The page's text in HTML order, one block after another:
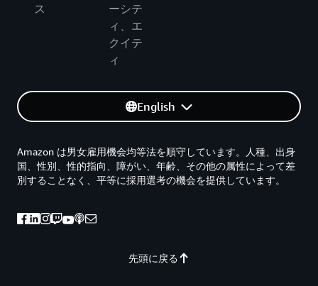
ス
ーシテ
ィ、エ
クイテ
ィ
English
先頭に戻る
Amazon は男女雇用機会均等法を順守しています。人種、出身
国、性別、性的指向、障がい、年齢、その他の属性によって差
別することなく、平等に採用選考の機会を提供しています。